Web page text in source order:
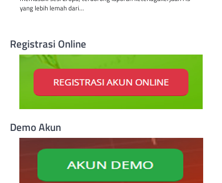
yang lebih lemah dari…
Registrasi Online
Demo Akun